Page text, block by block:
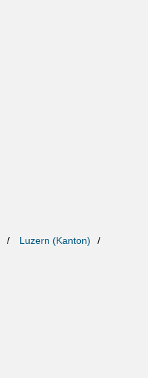
Luzern (Kanton)